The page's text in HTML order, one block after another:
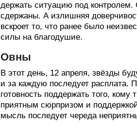
держать ситуацию под
сдержаны. А излишняя
вскроет то, что ранее было
силы на благодушие.
Овны
В этот день, 12 апреля, звёзды
и за каждую последует расплата.
готовность поддержать того,
приятным сюрпризом и
мысль последует череда